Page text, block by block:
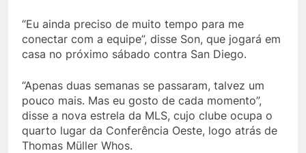
“Eu ainda preciso de muito tempo para me
conectar com a equipe”, disse Son, que jogará em
casa no próximo sábado contra San Diego.
“Apenas duas semanas se passaram, talvez um
pouco mais. Mas eu gosto de cada momento”,
disse a nova estrela da MLS, cujo clube ocupa o
quarto lugar da Conferência Oeste, logo atrás de
Thomas Müller Whos.